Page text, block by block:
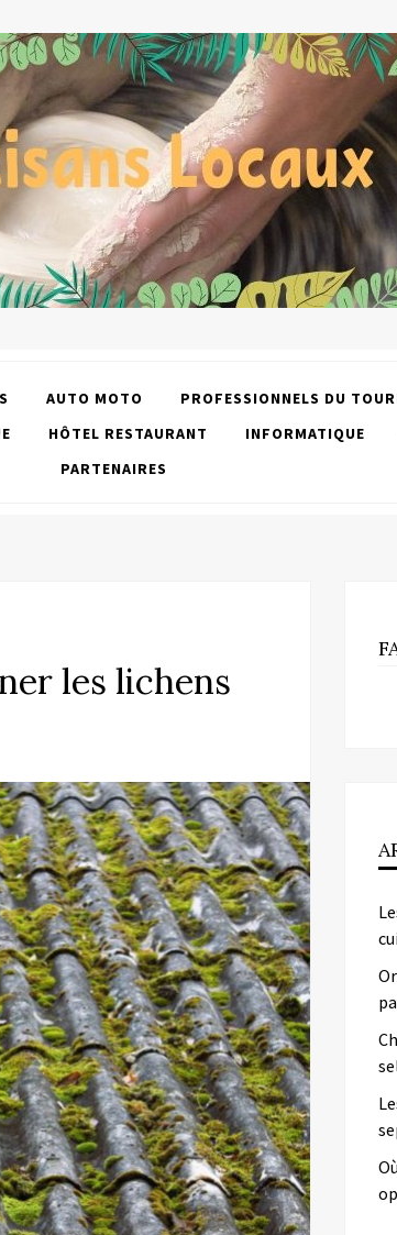
AUTO MOTO PROFESSIONNELS DU
HÔTEL RESTAURANT INFORMATIQUE
PARTENAIRES
les lichens